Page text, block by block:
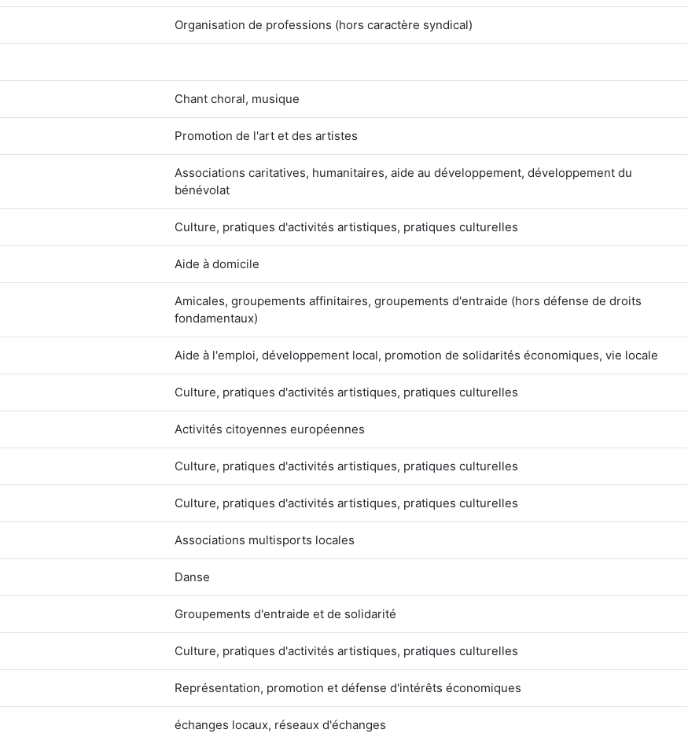
Organisation de professions (hors caractère syndical)
Chant choral, musique
Promotion de l'art et des artistes
Associations caritatives, humanitaires, aide au développement, développement du
bénévolat
Culture, pratiques d'activités artistiques, pratiques culturelles
Aide à domicile
Amicales, groupements affinitaires, groupements d'entraide (hors défense de droits
fondamentaux)
Aide à l'emploi, développement local, promotion de solidarités économiques, vie locale
Culture, pratiques d'activités artistiques, pratiques culturelles
Activités citoyennes européennes
Culture, pratiques d'activités artistiques, pratiques culturelles
Culture, pratiques d'activités artistiques, pratiques culturelles
Associations multisports locales
Danse
Groupements d'entraide et de solidarité
Culture, pratiques d'activités artistiques, pratiques culturelles
Représentation, promotion et défense d'intérêts économiques
échanges locaux, réseaux d'échanges